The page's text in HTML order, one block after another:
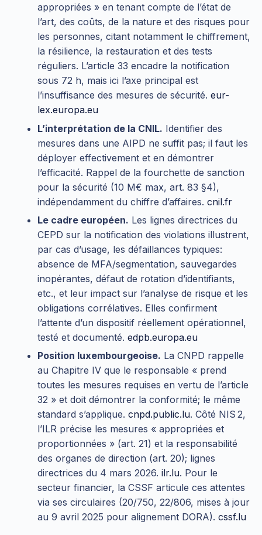
appropriées » en tenant compte de l’état de
l’art, des coûts, de la nature et des risques pour
les personnes, citant notamment le chiffrement,
la résilience, la restauration et des tests
réguliers. L’article 33 encadre la notification
sous 72 h, mais ici l’axe principal est
l’insuffisance des mesures de sécurité. eur-
lex.europa.eu
L’interprétation de la CNIL. Identifier des
mesures dans une AIPD ne suffit pas; il faut les
déployer effectivement et en démontrer
l’efficacité. Rappel de la fourchette de sanction
pour la sécurité (10 M€ max, art. 83 §4),
indépendamment du chiffre d’affaires. cnil.fr
Le cadre européen. Les lignes directrices du
CEPD sur la notification des violations illustrent,
par cas d’usage, les défaillances typiques:
absence de MFA/segmentation, sauvegardes
inopérantes, défaut de rotation d’identifiants,
etc., et leur impact sur l’analyse de risque et les
obligations corrélatives. Elles confirment
l’attente d’un dispositif réellement opérationnel,
testé et documenté. edpb.europa.eu
Position luxembourgeoise. La CNPD rappelle
au Chapitre IV que le responsable « prend
toutes les mesures requises en vertu de l’article
32 » et doit démontrer la conformité; le même
standard s’applique. cnpd.public.lu. Côté NIS 2,
l’ILR précise les mesures « appropriées et
proportionnées » (art. 21) et la responsabilité
des organes de direction (art. 20); lignes
directrices du 4 mars 2026. ilr.lu. Pour le
secteur financier, la CSSF articule ces attentes
via ses circulaires (20/750, 22/806, mises à jour
au 9 avril 2025 pour alignement DORA). cssf.lu